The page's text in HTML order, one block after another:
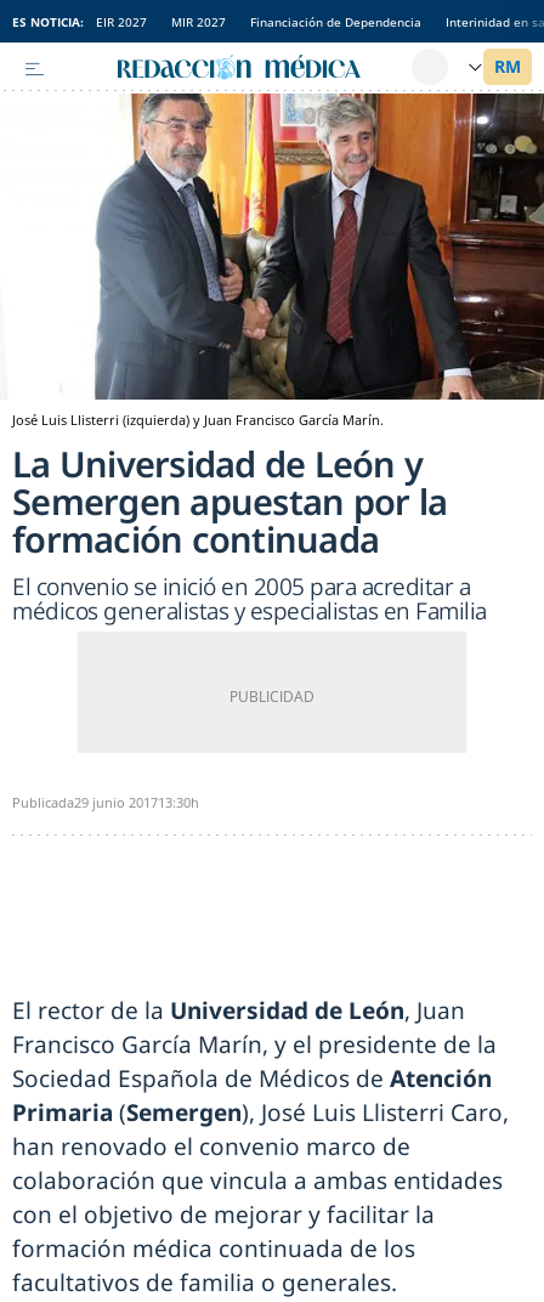
ES NOTICIA: EIR 2027 MIR 2027 Financiación de Dependencia Interinidad en
José Luis Llisterri (izquierda) y Juan Francisco García Marín.
La Universidad de León y
Semergen apuestan por la
formación continuada
El convenio se inició en 2005 para acreditar a
médicos generalistas y especialistas en Familia
Publicada29 junio 201713:30h
El rector de la Universidad de León, Juan
Francisco García Marín, y el presidente de la
Sociedad Española de Médicos de Atención
Primaria (Semergen), José Luis Llisterri Caro,
han renovado el convenio marco de
colaboración que vincula a ambas entidades
con el objetivo de mejorar y facilitar la
formación médica continuada de los
facultativos de familia o generales.